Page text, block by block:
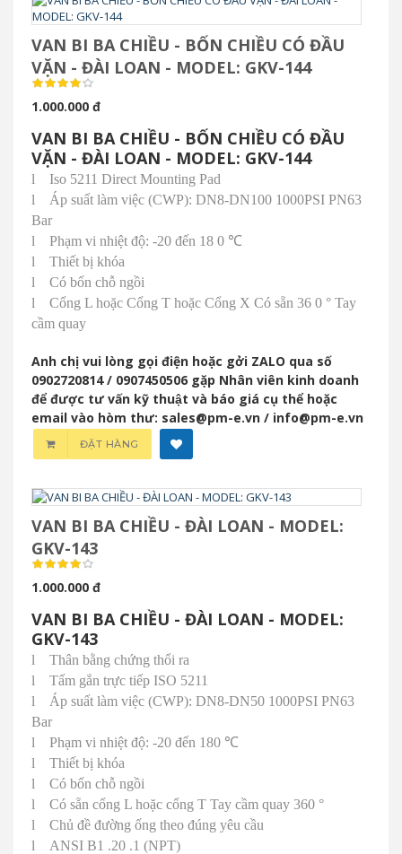
VAN BI BA CHIỀU - BỐN CHIỀU CÓ ĐẦU
VẶN - ĐÀI LOAN - MODEL: GKV-144
1.000.000 đ
VAN BI BA CHIỀU - BỐN CHIỀU CÓ ĐẦU
VẶN - ĐÀI LOAN - MODEL: GKV-144
l
Iso 5211 Direct Mounting Pad
l
Áp suất làm việc (CWP): DN8-DN100 1000PSI PN63
Bar
l
Phạm vi nhiệt độ: -20 đến 18 0 ℃
l
Thiết bị khóa
l
Có bốn chỗ ngồi
l
Cổng L hoặc Cổng T hoặc Cổng X Có sẵn 36 0 ° Tay
cầm quay
Anh chị vui lòng gọi điện hoặc gởi ZALO qua số
0902720814 / 0907450506 gặp Nhân viên kinh doanh
để được tư vấn kỹ thuật và báo giá cụ thể hoặc
email vào hòm thư: sales@pm-e.vn / info@pm-e.vn
ĐẶT HÀNG
VAN BI BA CHIỀU - ĐÀI LOAN - MODEL:
GKV-143
1.000.000 đ
VAN BI BA CHIỀU - ĐÀI LOAN - MODEL:
GKV-143
l
Thân bằng chứng thổi ra
l
Tấm gắn trực tiếp ISO 5211
l
Áp suất làm việc (CWP): DN8-DN50 1000PSI PN63
Bar
l
Phạm vi nhiệt độ: -20 đến 180 ℃
l
Thiết bị khóa
l
Có bốn chỗ ngồi
l
Có sẵn cổng L hoặc cổng T Tay cầm quay 360 °
l
Chủ đề đường ống theo đúng yêu cầu
l
ANSI B1 .20 .1 (NPT)